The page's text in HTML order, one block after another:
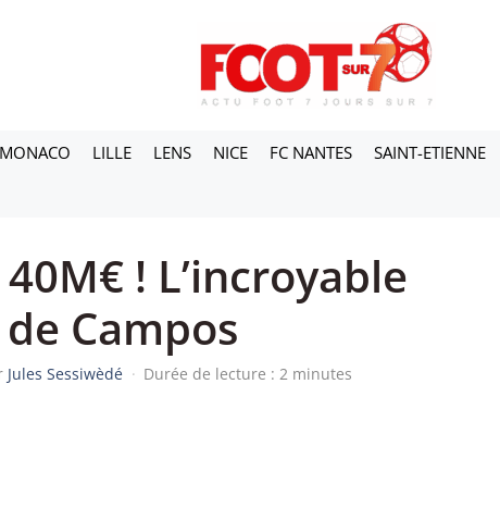
MONACO LILLE LENS NICE FC NANTES SAINT-ETIENNE
! L’incroyable
Campos
Jules Sessiwèdé · Durée de lecture : 2 minutes